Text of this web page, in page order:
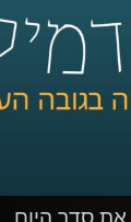
סדר היום